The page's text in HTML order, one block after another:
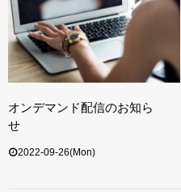
オンデマンド配信のお知ら
せ
2022-09-26(Mon)